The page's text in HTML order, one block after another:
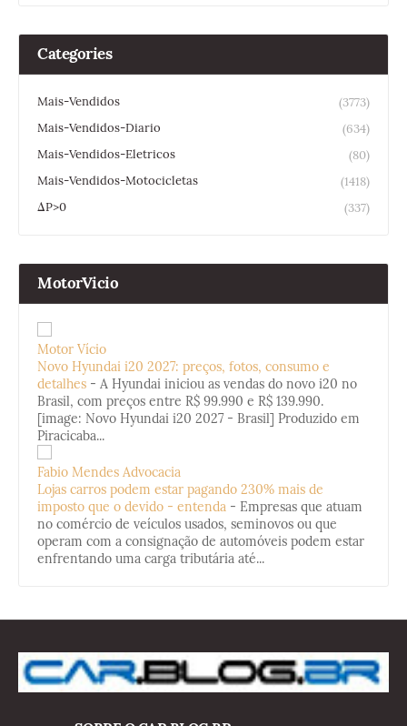
Categories
Mais-Vendidos
(3773)
Mais-Vendidos-Diario
(634)
Mais-Vendidos-Eletricos
(80)
Mais-Vendidos-Motocicletas
(1418)
ΔP>0
(337)
MotorVicio
Motor Vício
Novo Hyundai i20 2027: preços, fotos, consumo e
detalhes - A Hyundai iniciou as vendas do novo i20 no
Brasil, com preços entre R$ 99.990 e R$ 139.990.
[image: Novo Hyundai i20 2027 - Brasil] Produzido em
Piracicaba...
Fabio Mendes Advocacia
Lojas carros podem estar pagando 230% mais de
imposto que o devido - entenda - Empresas que atuam
no comércio de veículos usados, seminovos ou que
operam com a consignação de automóveis podem estar
enfrentando uma carga tributária até...